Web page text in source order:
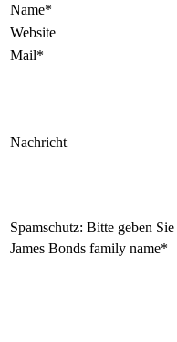
Name*
Website
Mail*
Nachricht
Spamschutz: Bitte geben
James Bonds family name*